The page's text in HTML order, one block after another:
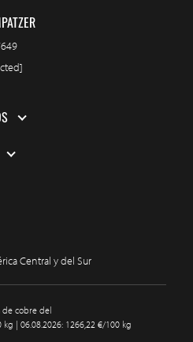
Central y del Sur
de cobre del
kg | 06.08.2026: 1266,22 €/100 kg